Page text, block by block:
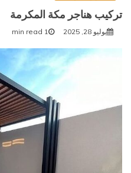
تركيب هناجر مكة المكرمة
يوليو 28, 2025 1 min read